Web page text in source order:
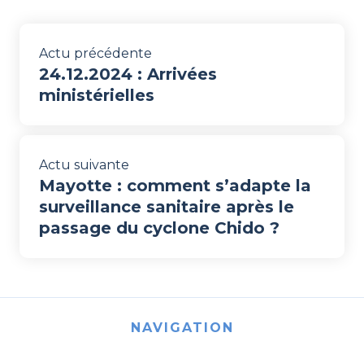
Actu précédente
24.12.2024 : Arrivées
ministérielles
Actu suivante
Mayotte : comment s’adapte la
surveillance sanitaire après le
passage du cyclone Chido ?
NAVIGATION